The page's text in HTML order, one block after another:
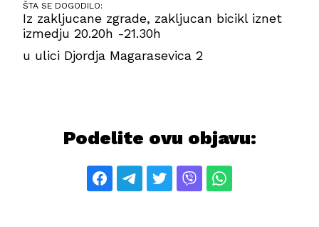
ŠTA SE DOGODILO:
Iz zakljucane zgrade, zakljucan bicikl iznet
izmedju 20.20h -21.30h
u ulici Djordja Magarasevica 2
Podelite ovu objavu: